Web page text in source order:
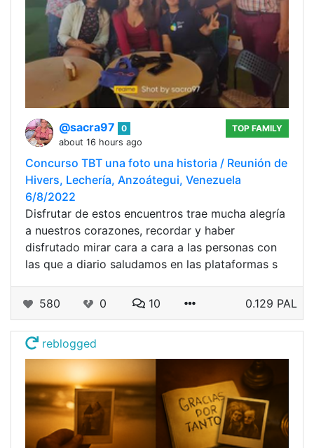
@sacra97
0
about 16 hours ago
TOP FAMILY
Concurso TBT una foto una historia / Reunión de
Hivers, Lechería, Anzoátegui, Venezuela
6/8/2022
Disfrutar de estos encuentros trae mucha alegría
a nuestros corazones, recordar y haber
disfrutado mirar cara a cara a las personas con
las que a diario saludamos en las plataformas s
580 0 10 0.129 PAL
reblogged